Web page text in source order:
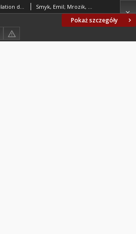
Pokaż szczegóły
Tubular air deflector in ventilation ducts Smyk, Emil; Mrozik, Dariusz; Wawrzyniak, Sylwester; Peszyński, Kazimierz